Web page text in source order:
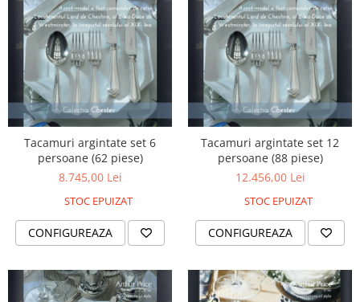
Tacamuri argintate set 6
persoane (62 piese)
8.745,00 Lei
STOC EPUIZAT
CONFIGUREAZA
Tacamuri argintate set 12
persoane (88 piese)
12.456,00 Lei
STOC EPUIZAT
CONFIGUREAZA